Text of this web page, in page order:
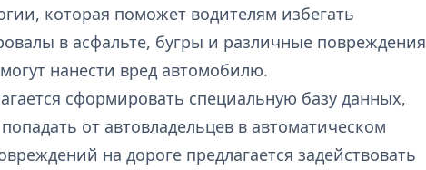
которая поможет водителям избегать
в асфальте, бугры и различные повреждения
нанести вред автомобилю.
сформировать специальную базу данных,
от автовладельцев в автоматическом
на дороге предлагается задействовать